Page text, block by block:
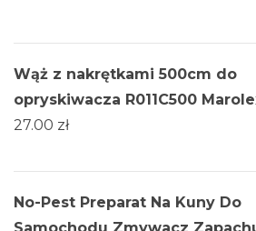
Wąż z nakrętkami 500cm do
opryskiwacza R011C500
27.00 zł
No-Pest Preparat Na Kuny Do
Samochodu Zmywacz